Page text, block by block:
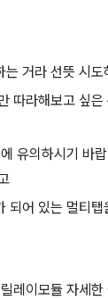
거라 선뜻 시도
따라해보고 싶
유의하시기 바
되어 있는 멀티
레이모듈 자세